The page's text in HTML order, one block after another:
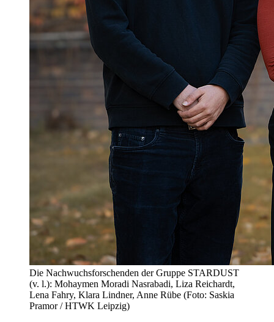
Die Nachwuchsforschenden der Gruppe STARDUST
(v. l.): Mohaymen Moradi Nasrabadi, Liza Reichardt,
Lena Fahry, Klara Lindner, Anne Rübe (Foto: Saskia
Pramor / HTWK Leipzig)